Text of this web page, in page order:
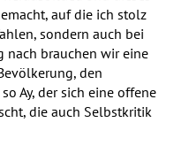
auf die ich stolz
sondern auch bei
nach brauchen wir eine
den
Ay, der sich eine offene
die auch Selbstkritik